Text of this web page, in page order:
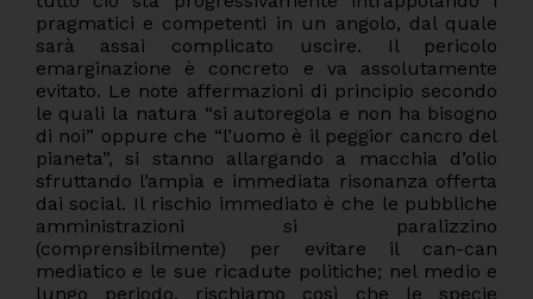
pragmatici e competenti in un angolo, dal quale
sarà assai complicato uscire. Il pericolo
emarginazione è concreto e va assolutamente
evitato. Le note affermazioni di principio secondo
le quali la natura “si autoregola e non ha bisogno
di noi” oppure che “l’uomo è il peggior cancro del
pianeta”, si stanno allargando a macchia d’olio
sfruttando l’ampia e immediata risonanza offerta
dai social. Il rischio immediato è che le pubbliche
amministrazioni si paralizzino
(comprensibilmente) per evitare il can-can
mediatico e le sue ricadute politiche; nel medio e
lungo periodo, rischiamo così che le specie